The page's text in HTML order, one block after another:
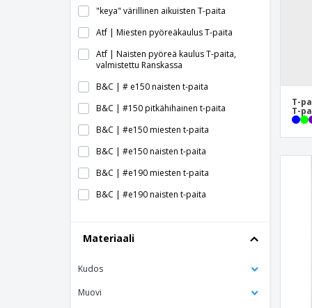
"keya" värillinen aikuisten T-paita
Atf | Miesten pyöreäkaulus T-paita
Atf | Naisten pyöreä kaulus T-paita,
valmistettu Ranskassa
B&C | # e150 naisten t-paita
B&C | #150 pitkähihainen t-paita
B&C | #e150 miesten t-paita
B&C | #e150 naisten t-paita
B&C | #e190 miesten t-paita
B&C | #e190 naisten t-paita
B&C | Athletic Move käsivarren T-paita
Materiaali
Kudos
Muovi
T-
T-